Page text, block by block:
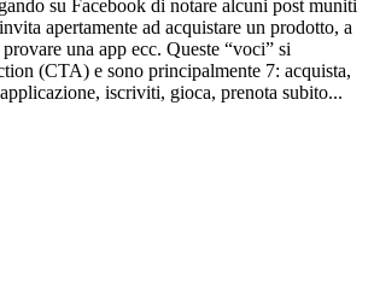
su Facebook di notare alcuni post muniti
apertamente ad acquistare un prodotto, a
una app ecc. Queste “voci” si
(CTA) e sono principalmente 7: acquista,
iscriviti, gioca, prenota subito...